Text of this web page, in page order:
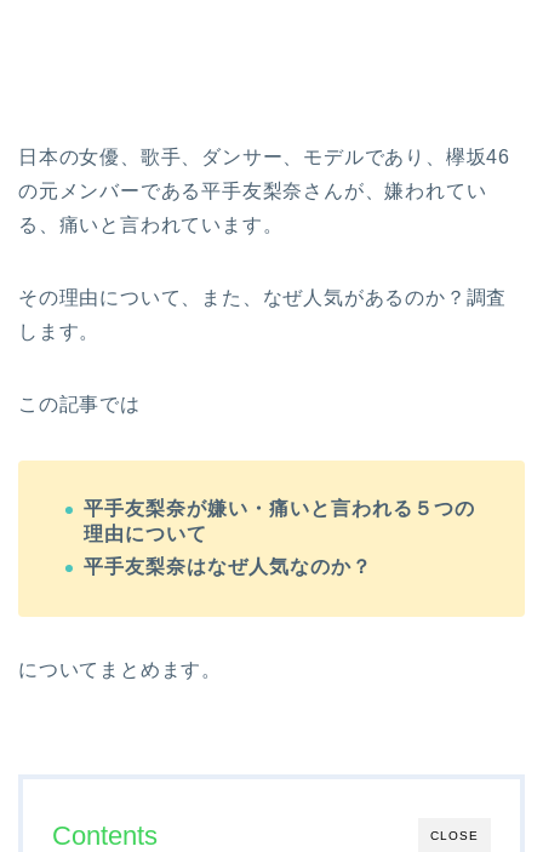
日本の女優、歌手、ダンサー、モデルであり、欅坂46
の元メンバーである平手友梨奈さんが、嫌われてい
る、痛いと言われています。
その理由について、また、なぜ人気があるのか？調査
します。
この記事では
平手友梨奈が嫌い・痛いと言われる５つの
理由について
平手友梨奈はなぜ人気なのか？
についてまとめます。
CLOSE
Contents